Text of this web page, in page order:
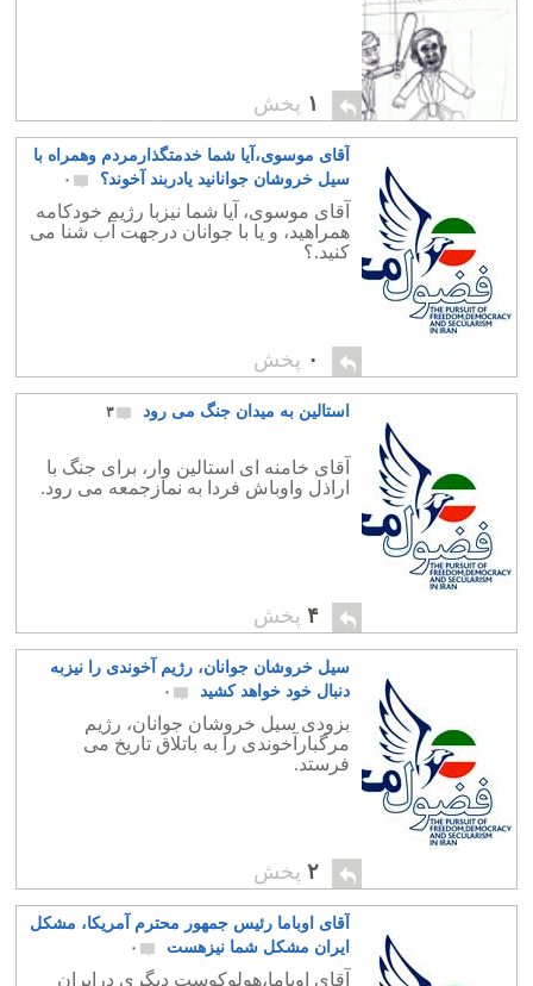
۱ پخش
آقای موسوی،آیا شما خدمتگذارمردم وهمراه با
سیل خروشان جوانانید یادربند آخوند؟
۰
آقای موسوی، آیا شما نیزبا رژیم خودکامه
همراهید، و یا با جوانان درجهت آب شنا می
کنید.؟
۰ پخش
استالین به میدان جنگ می رود ۳
آقای خامنه ای استالین وار، برای جنگ با
اراذل واوباش فردا به نمازجمعه می رود.
۴ پخش
سیل خروشان جوانان، رژیم آخوندی را نیزبه
دنبال خود خواهد کشید
۰
بزودی سیل خروشان جوانان، رژیم
مرگبارآخوندی را به باتلاق تاریخ می
فرستد.
۲ پخش
آقای اوباما رئیس جمهور محترم آمریکا، مشکل
ایران مشکل شما نیزهست
۰
آقای اوباما،هولوکوست دیگری درایران